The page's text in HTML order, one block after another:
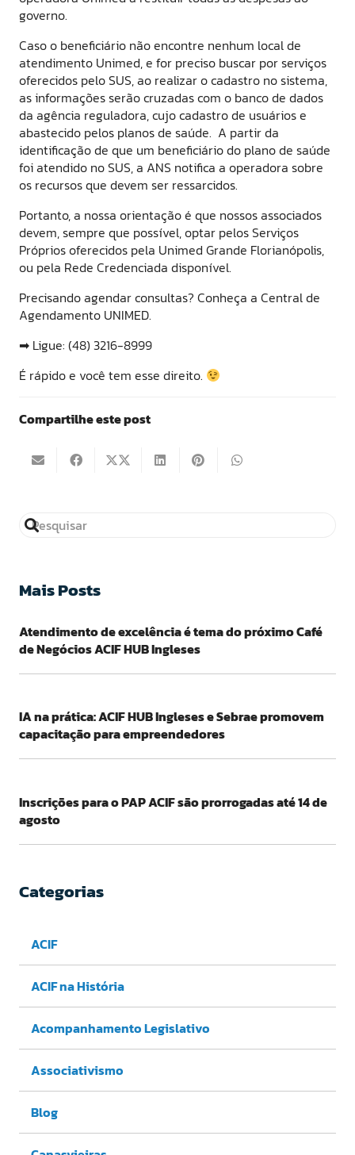
governo.
Caso o beneficiário não encontre nenhum local de
atendimento Unimed, e for preciso buscar por serviços
oferecidos pelo SUS, ao realizar o cadastro no sistema,
as informações serão cruzadas com o banco de dados
da agência reguladora, cujo cadastro de usuários e
abastecido pelos planos de saúde. A partir da
identificação de que um beneficiário do plano de saúde
foi atendido no SUS, a ANS notifica a operadora sobre
os recursos que devem ser ressarcidos.
Portanto, a nossa orientação é que nossos associados
devem, sempre que possível, optar pelos Serviços
Próprios oferecidos pela Unimed Grande Florianópolis,
ou pela Rede Credenciada disponível.
Precisando agendar consultas? Conheça a Central de
Agendamento UNIMED.
➡ Ligue: (48) 3216-8999
É rápido e você tem esse direito.
Compartilhe este post
Mais Posts
Atendimento de excelência é tema do próximo Café
de Negócios ACIF HUB Ingleses
IA na prática: ACIF HUB Ingleses e Sebrae promovem
capacitação para empreendedores
Inscrições para o PAP ACIF são prorrogadas até 14 de
agosto
Categorias
ACIF
ACIF na História
Acompanhamento Legislativo
Associativismo
Blog